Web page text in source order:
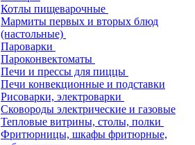
Котлы пищеварочные
Мармиты первых и вторых блюд
(настольные)
Пароварки
Пароконвектоматы
Печи и прессы для пиццы
Печи конвекционные и подставки
Рисоварки, электроварки
Сковороды электрические и газовые
Тепловые витрины, столы, полки
Фритюрницы, шкафы фритюрные,